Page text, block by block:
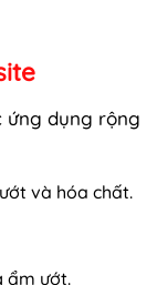
ứng dụng rộng
và hóa chất.
ẩm ướt.